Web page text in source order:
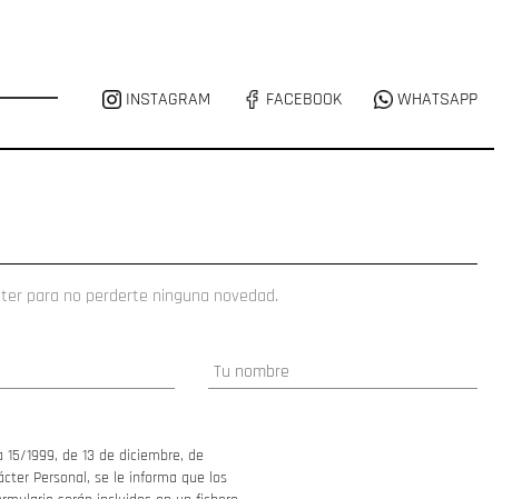
INSTAGRAM FACEBOOK WHATSAPP
para no perderte ninguna novedad.
1999, de 13 de diciembre, de
Personal, se le informa que los